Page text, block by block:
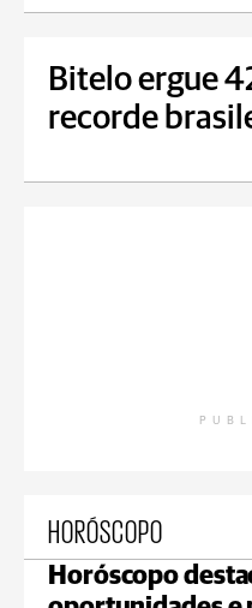
Bitelo ergue
recorde
HORÓSCOPO
Horóscopo